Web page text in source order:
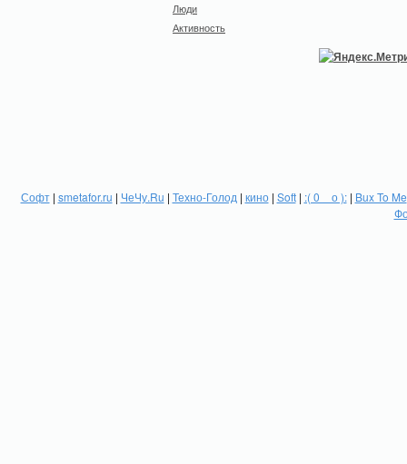
Люди
Активность
Софт| smetafor.ru | ЧеЧу.Ru | Техно-Голод | кино| Soft| :( 0 _ о ):| Bux To Me